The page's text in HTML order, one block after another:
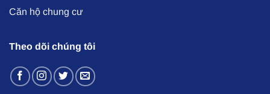
Căn hộ chung cư
Theo dõi chúng tôi